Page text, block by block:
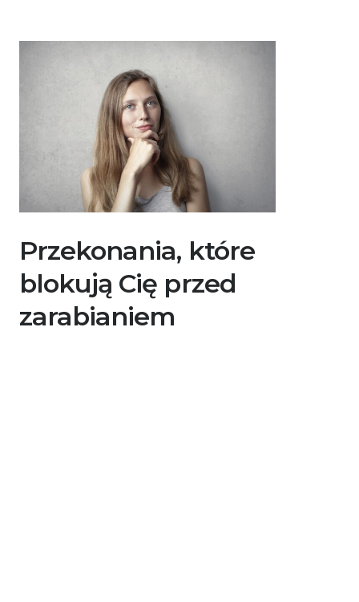
Przekonania, które
blokują Cię przed
zarabianiem